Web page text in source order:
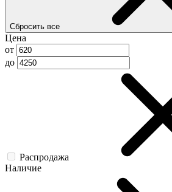
Сбросить все
Цена
от
до
Распродажа
Наличие